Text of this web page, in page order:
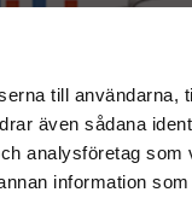
till användarna,
även sådana
analysföretag som
information